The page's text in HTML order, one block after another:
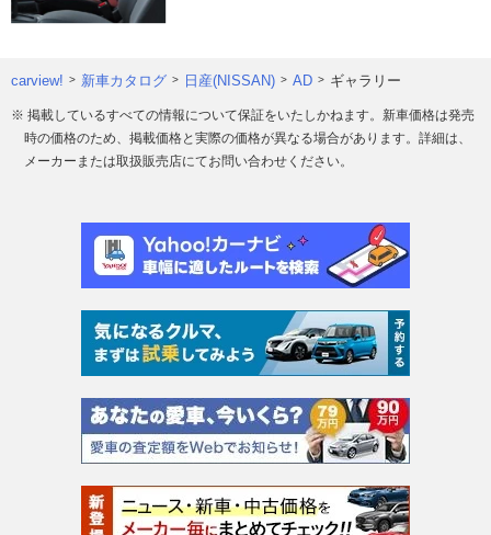
carview! 新車カタログ 日産(NISSAN) AD ギャラリー
※ 掲載しているすべての情報について保証をいたしかねます。新車価格は発売
時の価格のため、掲載価格と実際の価格が異なる場合があります。詳細は、
メーカーまたは取扱販売店にてお問い合わせください。